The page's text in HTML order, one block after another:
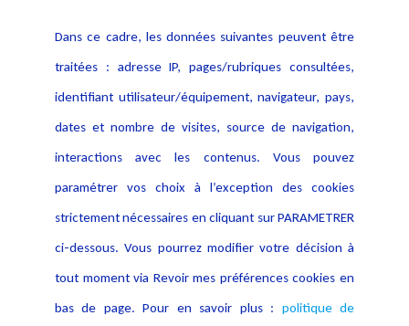
Dans ce cadre, les données suivantes peuvent être
traitées : adresse IP, pages/rubriques consultées,
identifiant utilisateur/équipement, navigateur, pays,
dates et nombre de visites, source de navigation,
interactions avec les contenus. Vous pouvez
paramétrer vos choix à l’exception des cookies
strictement nécessaires en cliquant sur PARAMETRER
ci-dessous. Vous pourrez modifier votre décision à
tout moment via Revoir mes préférences cookies en
bas de page. Pour en savoir plus : politique de